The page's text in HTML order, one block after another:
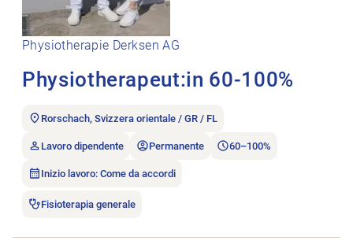
Physiotherapie Derksen AG
Physiotherapeut:in 60-100%
Rorschach, Svizzera orientale / GR / FL
Lavoro dipendente Permanente 60–100%
Inizio lavoro: Come da accordi
Fisioterapia generale